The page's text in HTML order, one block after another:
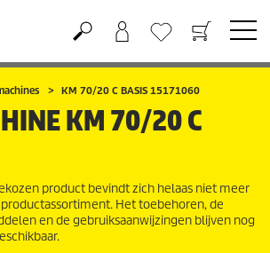
KM 70/20 C BASIS 15171060
KM 70/20 C
product bevindt zich helaas niet meer
Het toebehoren, de
en de gebruiksaanwijzingen blijven nog